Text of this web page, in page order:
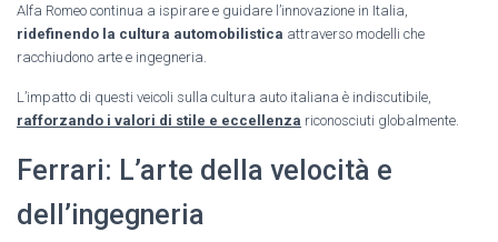
Alfa Romeo continua a ispirare e guidare l’innovazione in Italia,
ridefinendo la cultura automobilistica attraverso modelli che
racchiudono arte e ingegneria.
L’impatto di questi veicoli sulla cultura auto italiana è indiscutibile,
rafforzando i valori di stile e eccellenza riconosciuti globalmente.
Ferrari: L’arte della velocità e
dell’ingegneria